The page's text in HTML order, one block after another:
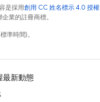
是採用創用 CC 姓名標示 4.0 授權
業的註冊商標。
準時間)。
最新動態